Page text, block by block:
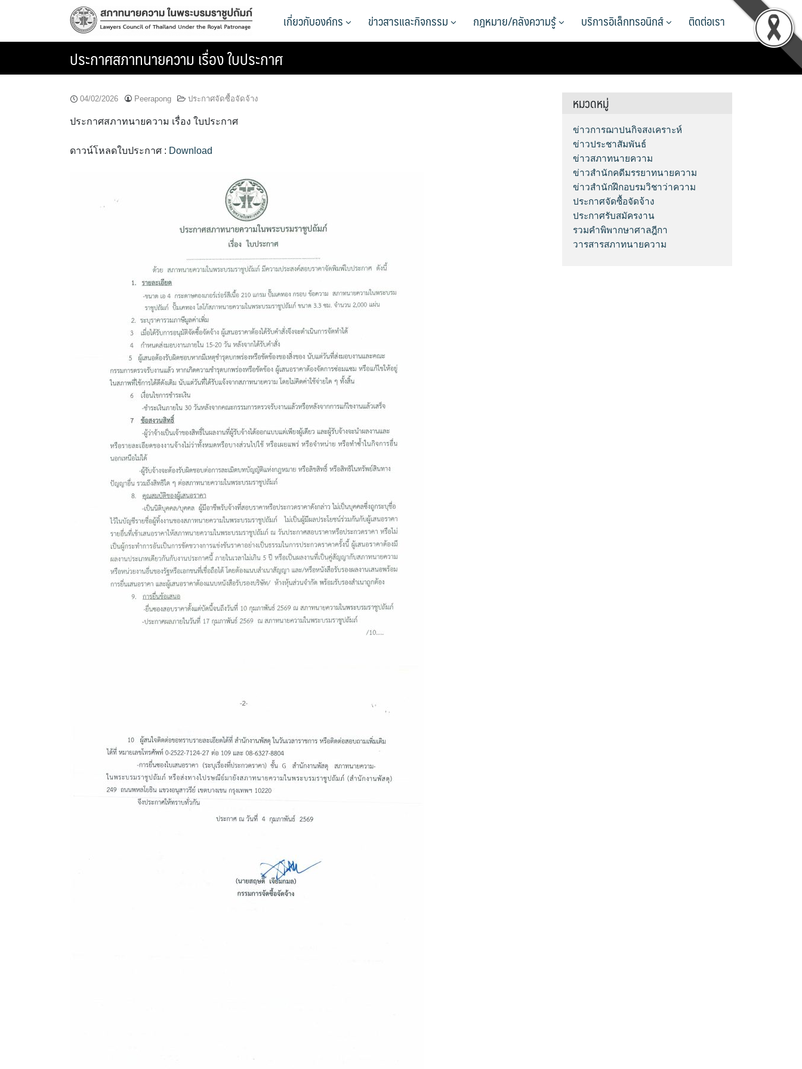
เกี่ยวกับองค์กร ข่าวสารและกิจกรรม กฎหมาย/คลังความรู้ บริการอิเล็กทรอนิกส์ ติดต่อเรา
ประกาศสภาทนายความ เรื่อง ใบประกาศ
04/02/2026 Peerapong ประกาศจัดซื้อจัดจ้าง
ประกาศสภาทนายความ เรื่อง ใบประกาศ
ดาวน์โหลดใบประกาศ : Download
หมวดหมู่
ข่าวการฌาปนกิจสงเคราะห์
ข่าวประชาสัมพันธ์
ข่าวสภาทนายความ
ข่าวสำนักคดีมรรยาทนายความ
ข่าวสำนักฝึกอบรมวิชาว่าความ
ประกาศจัดซื้อจัดจ้าง
ประกาศรับสมัครงาน
รวมคำพิพากษาศาลฎีกา
วารสารสภาทนายความ